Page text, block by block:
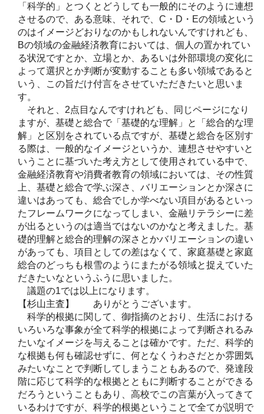
「科学的」とつくとどうしても一般的にそのように連想
させるので、ある意味、それで、C・D・Eの領域という
のはイメージどおりなのかもしれないんですけれども、
Bの領域の金融経済教育においては、個人の置かれてい
る状況ですとか、立場とか、あるいは外部環境の変化に
よって選択とか判断が変動することも多い領域であると
いう、この旨だけ付言をさせていただきたいと思いま
す。
それと、2点目なんですけれども、同じページになり
ますが、基礎と総合で「基礎的な理解」と「総合的な理
解」と区別をされている点ですが、基礎と総合を区別す
る際は、一般的なイメージというか、連想させやすいと
いうことに基づいた考え方として使用されている中で、
金融経済教育や消費者教育の領域においては、その性質
上、基礎と総合で学ぶ深さ、バリエーションとか深さに
違いはあっても、総合でしか学べない項目があるといっ
たフレームワークになってしまい、金融リテラシーに差
が出るというのは適当ではないのかなと考えました。基
礎的理解と総合的理解の深さとかバリエーションの違い
があっても、項目としての差はなくて、家庭基礎と家庭
総合のどっちも根雪のようにまたがる領域と捉えていた
だきたいなというふうに思いました。
議題の1では以上になります。
【杉山主査】 ありがとうございます。
科学的根拠に関して、御指摘のとおり、生活における
いろいろな事象が全て科学的根拠によって判断されるみ
たいなイメージを与えることは確かです。ただ、科学的
な根拠も何も確認せずに、何となくうわさだとか雰囲気
みたいなことで判断してしまうこともあるので、発達段
階に応じて科学的な根拠とともに判断することができる
だろうということもあり、高校でこの言葉が入ってきて
いるわけですが、科学的根拠ということで全てが説明で